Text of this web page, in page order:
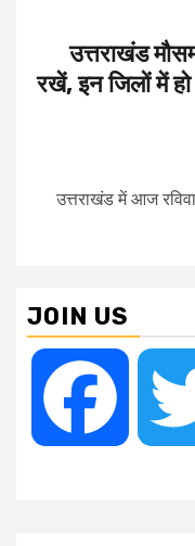
उत्तराखंड
रखें, इन जिलों में
उत्तराखंड में आज
JOIN US
Facebook